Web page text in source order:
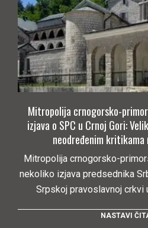
Mitropolija crnogorsko-
izjava o SPC u Crnoj Gori:
neodređenim kritikama
Mitropolija crnogorsko-
nekoliko izjava predsednika
Srpskoj pravoslavnoj crkvi
NASTAVI